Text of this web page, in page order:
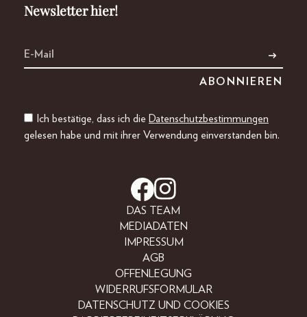
Newsletter hier!
Ich bestätige, dass ich die Datenschutzbestimmungen
gelesen habe und mit ihrer Verwendung einverstanden bin.
DAS TEAM
MEDIADATEN
IMPRESSUM
AGB
OFFENLEGUNG
WIDERRUFSFORMULAR
DATENSCHUTZ UND COOKIES